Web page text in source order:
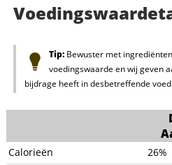
Tip:Bewuster met
voedingswaarde en wij geven
bijdrage heeft in desbetreffende
Calorieën 26%